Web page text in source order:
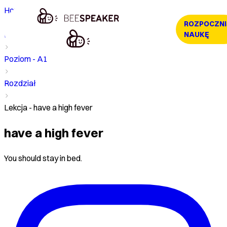
NAUKĘ
Home
Kurs
Poziom - A1
Rozdział
Lekcja - have a high fever
have a high fever
You should stay in bed.